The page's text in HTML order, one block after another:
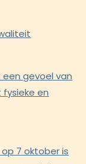
een gevoel van
en
7 oktober is